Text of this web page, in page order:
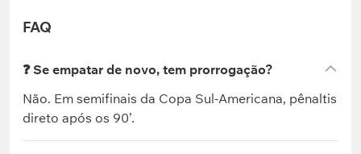
FAQ
❓ Se empatar de novo, tem prorrogação?
Não. Em semifinais da Copa Sul-Americana, pênaltis
direto após os 90’.